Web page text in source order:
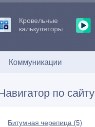
Коммуникации
Кровельные
калькуляторы
по сайту
Битумная черепица (5)